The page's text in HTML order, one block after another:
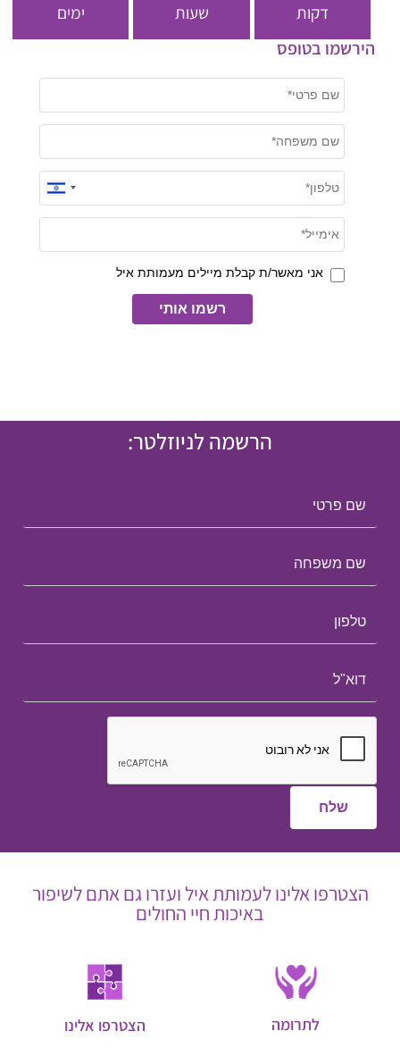
ימים שעות דקות
הירשמו בטופס
הרשמה לניוזלטר:
הצטרפו אלינו לעמותת איל ועזרו גם אתם לשיפור
באיכות חיי החולים
לתרומה הצטרפו אלינו